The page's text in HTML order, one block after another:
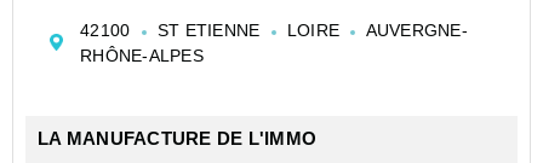
INFORMATIONS FINANCIERES :
TAXE FONCIERE (2025) : NC EUR/an.
42100 ST ETIENNE LOIRE
AUVERGNE-
RHÔNE-ALPES
LA MANUFACTURE DE L'IMMO